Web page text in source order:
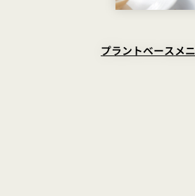
プラントベースメ